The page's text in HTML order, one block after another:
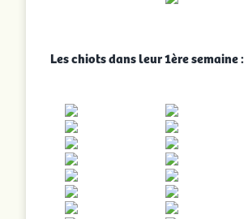
Les chiots dans leur 1ère semaine :